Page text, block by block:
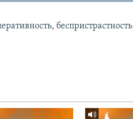
беспристрастность